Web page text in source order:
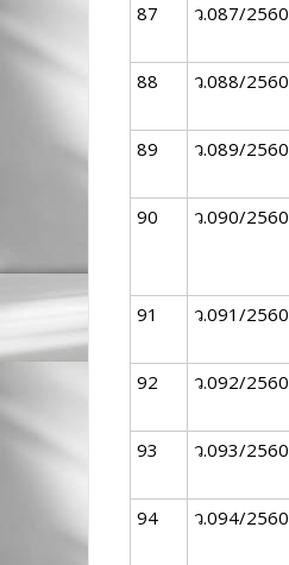
87 ว.087/2560
88 ว.088/2560
89 ว.089/2560
90 ว.090/2560
91 ว.091/2560
92 ว.092/2560
93 ว.093/2560
94 ว.094/2560